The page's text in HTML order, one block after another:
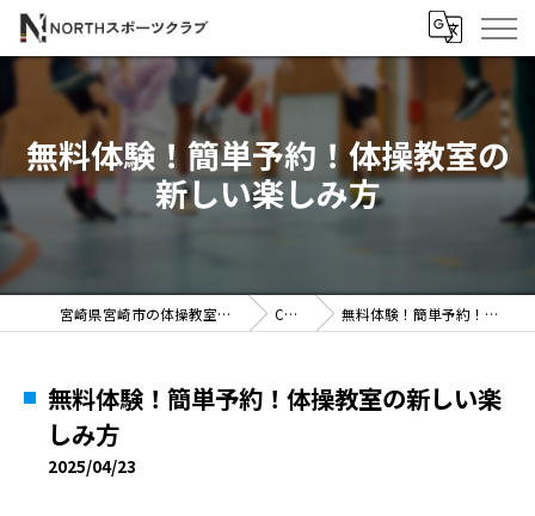
無料体験！簡単予約！体操教室の
新しい楽しみ方
宮崎県宮崎市の体操教室ならNORTHスポーツクラブ COLUMN 無料体験！簡単予約！体操教室の新しい楽しみ方
無料体験！簡単予約！体操教室の新しい楽
しみ方
2025/04/23